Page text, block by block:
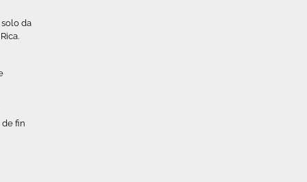
da
fin